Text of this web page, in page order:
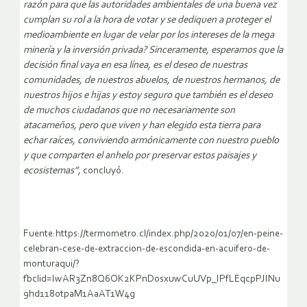
razón para que las autoridades ambientales de una buena vez
cumplan su rol a la hora de votar y se dediquen a proteger el
medioambiente en lugar de velar por los intereses de la mega
minería y la inversión privada? Sinceramente, esperamos que la
decisión final vaya en esa línea, es el deseo de nuestras
comunidades, de nuestros abuelos, de nuestros hermanos, de
nuestros hijos e hijas y estoy seguro que también es el deseo
de muchos ciudadanos que no necesariamente son
atacameños, pero que viven y han elegido esta tierra para
echar raíces, conviviendo armónicamente con nuestro pueblo
y que comparten el anhelo por preservar estos paisajes y
ecosistemas”, concluyó.
Fuente:https://termometro.cl/index.php/2020/01/07/en-peine-
celebran-cese-de-extraccion-de-escondida-en-acuifero-de-
monturaqui/?
fbclid=IwAR3Zn8Q6OK2KPnD0sxuwCuUVp_IPfLEqcpPJINu
9hd1180tpaM1AaAT1W4g